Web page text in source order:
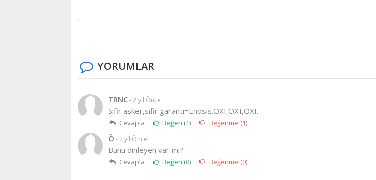
YORUMLAR
TRNC- 2 yıl Önce
Sifir asker,sifir garanti=Enosis.OXI,OXI,OXI.
Cevapla Beğen (1) Beğenme (1)
Ö - 2 yıl Önce
Bunu dinleyen var mı?
Cevapla Beğen (0) Beğenme (0)